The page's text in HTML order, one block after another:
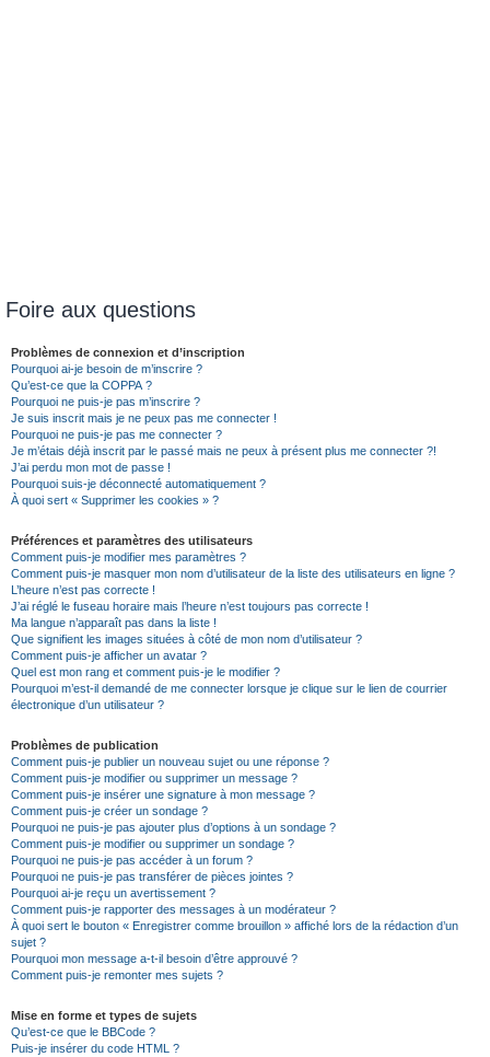
Foire aux questions
Problèmes de connexion et d’inscription
Pourquoi ai-je besoin de m’inscrire ?
Qu’est-ce que la COPPA ?
Pourquoi ne puis-je pas m’inscrire ?
Je suis inscrit mais je ne peux pas me connecter !
Pourquoi ne puis-je pas me connecter ?
Je m’étais déjà inscrit par le passé mais ne peux à présent plus me connecter ?!
J’ai perdu mon mot de passe !
Pourquoi suis-je déconnecté automatiquement ?
À quoi sert « Supprimer les cookies » ?
Préférences et paramètres des utilisateurs
Comment puis-je modifier mes paramètres ?
Comment puis-je masquer mon nom d’utilisateur de la liste des utilisateurs en ligne ?
L’heure n’est pas correcte !
J’ai réglé le fuseau horaire mais l’heure n’est toujours pas correcte !
Ma langue n’apparaît pas dans la liste !
Que signifient les images situées à côté de mon nom d’utilisateur ?
Comment puis-je afficher un avatar ?
Quel est mon rang et comment puis-je le modifier ?
Pourquoi m’est-il demandé de me connecter lorsque je clique sur le lien de courrier
électronique d’un utilisateur ?
Problèmes de publication
Comment puis-je publier un nouveau sujet ou une réponse ?
Comment puis-je modifier ou supprimer un message ?
Comment puis-je insérer une signature à mon message ?
Comment puis-je créer un sondage ?
Pourquoi ne puis-je pas ajouter plus d’options à un sondage ?
Comment puis-je modifier ou supprimer un sondage ?
Pourquoi ne puis-je pas accéder à un forum ?
Pourquoi ne puis-je pas transférer de pièces jointes ?
Pourquoi ai-je reçu un avertissement ?
Comment puis-je rapporter des messages à un modérateur ?
À quoi sert le bouton « Enregistrer comme brouillon » affiché lors de la rédaction d’un
sujet ?
Pourquoi mon message a-t-il besoin d’être approuvé ?
Comment puis-je remonter mes sujets ?
Mise en forme et types de sujets
Qu’est-ce que le BBCode ?
Puis-je insérer du code HTML ?